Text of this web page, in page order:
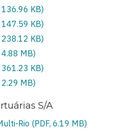
136.96 KB)
147.59 KB)
238.12 KB)
4.88 MB)
361.23 KB)
2.29 MB)
S/A
Rio (PDF, 6.19 MB)